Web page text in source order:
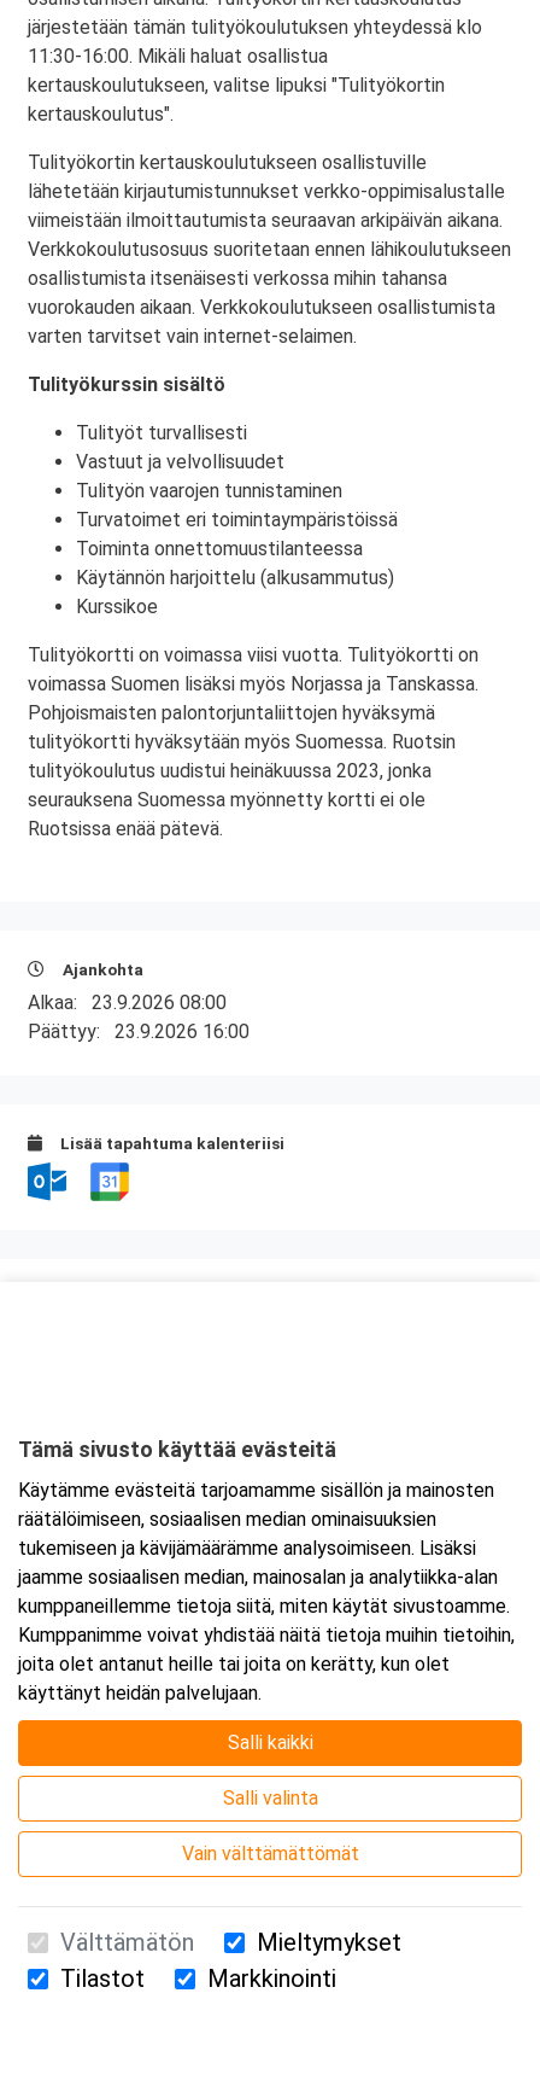
järjestetään tämän tulityökoulutuksen yhteydessä klo
11:30-16:00. Mikäli haluat osallistua
kertauskoulutukseen, valitse lipuksi "Tulityökortin
kertauskoulutus".
Tulityökortin kertauskoulutukseen osallistuville
lähetetään kirjautumistunnukset verkko-oppimisalustalle
viimeistään ilmoittautumista seuraavan arkipäivän aikana.
Verkkokoulutusosuus suoritetaan ennen lähikoulutukseen
osallistumista itsenäisesti verkossa mihin tahansa
vuorokauden aikaan. Verkkokoulutukseen osallistumista
varten tarvitset vain internet-selaimen.
Tulityökurssin sisältö
Tulityöt turvallisesti
Vastuut ja velvollisuudet
Tulityön vaarojen tunnistaminen
Turvatoimet eri toimintaympäristöissä
Toiminta onnettomuustilanteessa
Käytännön harjoittelu (alkusammutus)
Kurssikoe
Tulityökortti on voimassa viisi vuotta. Tulityökortti on
voimassa Suomen lisäksi myös Norjassa ja Tanskassa.
Pohjoismaisten palontorjuntaliittojen hyväksymä
tulityökortti hyväksytään myös Suomessa. Ruotsin
tulityökoulutus uudistui heinäkuussa 2023, jonka
seurauksena Suomessa myönnetty kortti ei ole
Ruotsissa enää pätevä.
Ajankohta
Alkaa: 23.9.2026 08:00
Päättyy: 23.9.2026 16:00
Lisää tapahtuma kalenteriisi
Tarkempi kartta ja ajo-ohjeet
Suomen Ensiapukoulutus Oy / Valimotie 21 / 00380 Helsinki
Tämä sivusto käyttää evästeitä
Käytämme evästeitä tarjoamamme sisällön ja mainosten
räätälöimiseen, sosiaalisen median ominaisuuksien
tukemiseen ja kävijämäärämme analysoimiseen. Lisäksi
jaamme sosiaalisen median, mainosalan ja analytiikka-alan
kumppaneillemme tietoja siitä, miten käytät sivustoamme.
Kumppanimme voivat yhdistää näitä tietoja muihin tietoihin,
joita olet antanut heille tai joita on kerätty, kun olet
käyttänyt heidän palvelujaan.
Salli kaikki
Salli valinta
Vain välttämättömät
Välttämätön
Mieltymykset
Tilastot
Markkinointi